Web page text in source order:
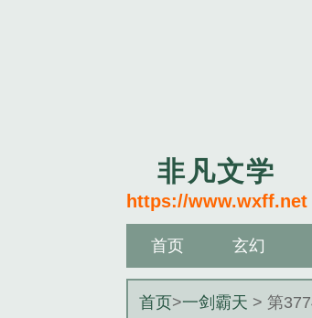
非凡文学
https://www.wxff.net
首页 玄幻
首页>一剑霸天 > 第